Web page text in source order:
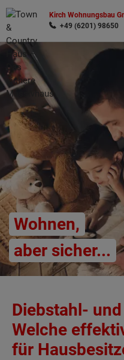
Kirch Wohnungsbau
+49 (6201) 98650
Wohnen,
aber sicher...
Diebstahl-
Welche
für
Wonach möchten